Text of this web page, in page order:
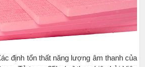
định tổn thất năng lượng âm thanh của